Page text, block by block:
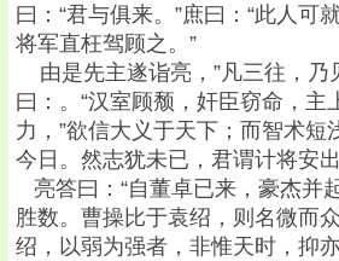
曰：“君与俱来。”庶曰：“此人可
将军直枉驾顾之。”
由是先主遂诣亮，”凡三往，乃
曰：。“汉室顾颓，奸臣窃命，主
力，”欲信大义于天下；而智术短
今日。然志犹未已，君谓计将安
亮答曰：“自董卓已来，豪杰并
胜数。曹操比于袁绍，则名微而
绍，以弱为强者，非惟天时，抑